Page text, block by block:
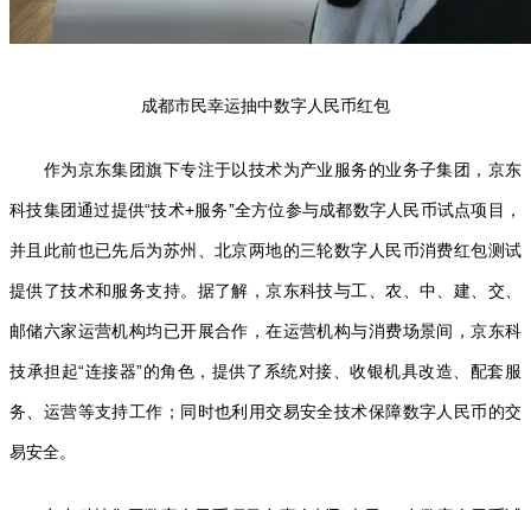
成都市民幸运抽中数字人民币红包
作为京东集团旗下专注于以技术为产业服务的业务子集团，京东
科技集团通过提供“技术+服务”全方位参与成都数字人民币试点项目，
并且此前也已先后为苏州、北京两地的三轮数字人民币消费红包测试
提供了技术和服务支持。据了解，京东科技与工、农、中、建、交、
邮储六家运营机构均已开展合作，在运营机构与消费场景间，京东科
技承担起“连接器”的角色，提供了系统对接、收银机具改造、配套服
务、运营等支持工作；同时也利用交易安全技术保障数字人民币的交
易安全。